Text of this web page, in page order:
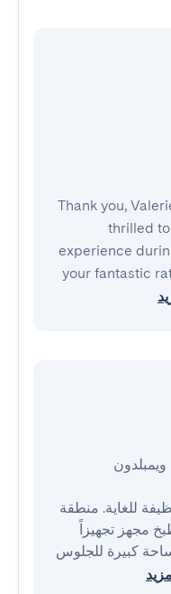
Thank you,
thrilled
experience
your fantastic